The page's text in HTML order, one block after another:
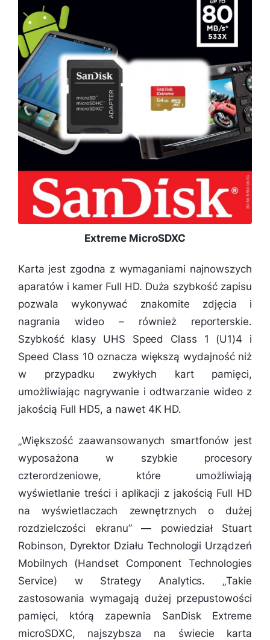
Extreme MicroSDXC
Karta jest zgodna z wymaganiami najnowszych
aparatów i kamer Full HD. Duża szybkość zapisu
pozwala wykonywać znakomite zdjęcia i
nagrania wideo – również reporterskie.
Szybkość klasy UHS Speed Class 1 (U1)4 i
Speed Class 10 oznacza większą wydajność niż
w przypadku zwykłych kart pamięci,
umożliwiając nagrywanie i odtwarzanie wideo z
jakością Full HD5, a nawet 4K HD.
„Większość zaawansowanych smartfonów jest
wyposażona w szybkie procesory
czterordzeniowe, które umożliwiają
wyświetlanie treści i aplikacji z jakością Full HD
na wyświetlaczach zewnętrznych o dużej
rozdzielczości ekranu” — powiedział Stuart
Robinson, Dyrektor Działu Technologii Urządzeń
Mobilnych (Handset Component Technologies
Service) w Strategy Analytics. „Takie
zastosowania wymagają dużej przepustowości
pamięci, którą zapewnia SanDisk Extreme
microSDXC, najszybsza na świecie karta